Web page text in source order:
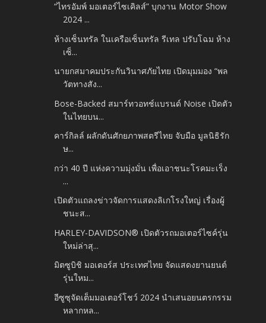
“ไทรอัมพ์ มอเตอร์ไซเคิลส์” บุกงาน Motor Show
2024 ...
ห้างเซ็นทรัล ในเครือเซ็นทรัล รีเทล ปรับโฉม ห้าง
เซ็...
นายกสมาคมประกันวินาศภัยไทย เปิดมุมมอง “พล
วัตทางสัง...
Bose-Backed สมาร์ทวอทช์แบรนด์ Noise เปิดตัว
ในไทยบน...
คาร์กิลล์ ผลักดันศักยภาพสตรีไทย จับมือ มูลนิธิรัก
ษ...
กว่า 40 ปี แห่งความมุ่งมั่น เพื่อเอาชนะโรคมะเร็ง
...
เปิดตัวแถลงข่าวจัดการแสดงลิเกโรงใหญ่ เรื่องผู้
ชนะส...
HARLEY-DAVIDSON® เปิดตัวรถมอเตอร์ไซค์รุ่น
ใหม่ล่าสุ...
มิตซูบิชิ มอเตอร์ส ประเทศไทย จัดแสดงยานยนต์
รุ่นใหม...
อีซูซุจัดเต็มมอเตอร์โชว์ 2024 นำเสนอยนตรกรรม
หลากหล...